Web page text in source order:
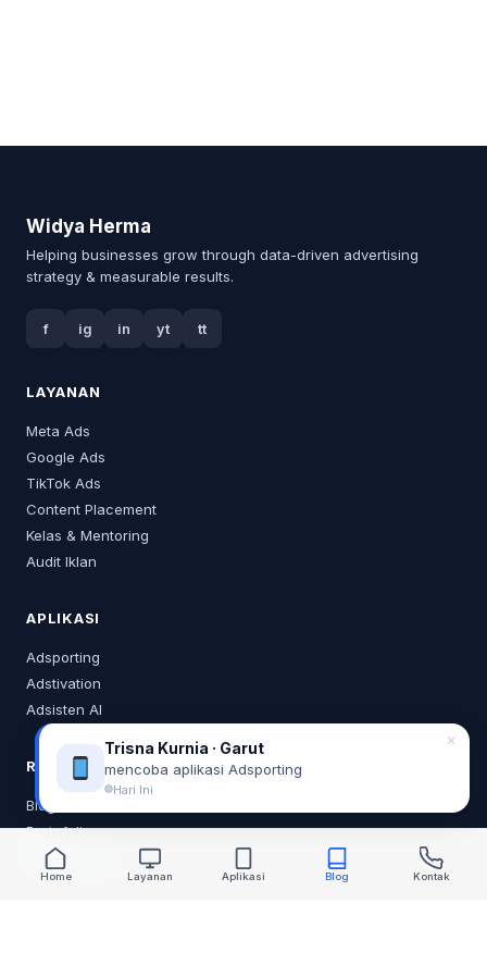
Widya Herma
Helping businesses grow through data-driven advertising
strategy & measurable results.
f ig in yt tt
LAYANAN
Meta Ads
Google Ads
TikTok Ads
Content Placement
Kelas & Mentoring
Audit Iklan
APLIKASI
Adsporting
Adstivation
Adsisten AI
RESOURCES
Blog
Portofolio
Tentang Saya
Home Layanan Aplikasi Blog Kontak
Trisna Kurnia · Garut
mencoba aplikasi Adsporting
Hari Ini
✕